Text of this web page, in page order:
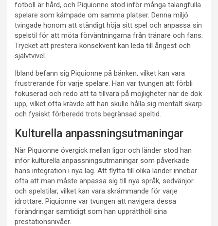
fotboll är hård, och Piquionne stod inför många talangfulla
spelare som kämpade om samma platser. Denna miljö
tvingade honom att ständigt höja sitt spel och anpassa sin
spelstil för att möta förväntningarna från tränare och fans.
Trycket att prestera konsekvent kan leda till ångest och
självtvivel.
Ibland befann sig Piquionne på bänken, vilket kan vara
frustrerande för varje spelare. Han var tvungen att förbli
fokuserad och redo att ta tillvara på möjligheter när de dök
upp, vilket ofta krävde att han skulle hålla sig mentalt skarp
och fysiskt förberedd trots begränsad speltid.
Kulturella anpassningsutmaningar
När Piquionne övergick mellan ligor och länder stod han
inför kulturella anpassningsutmaningar som påverkade
hans integration i nya lag. Att flytta till olika länder innebär
ofta att man måste anpassa sig till nya språk, sedvänjor
och spelstilar, vilket kan vara skrämmande för varje
idrottare. Piquionne var tvungen att navigera dessa
förändringar samtidigt som han upprätthöll sina
prestationsnivåer.